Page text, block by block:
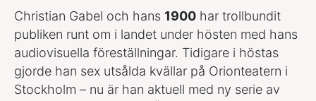
Christian Gabel och hans 1900 har trollbundit
publiken runt om i landet under hösten med hans
audiovisuella föreställningar. Tidigare i höstas
gjorde han sex utsålda kvällar på Orionteatern i
Stockholm – nu är han aktuell med ny serie av